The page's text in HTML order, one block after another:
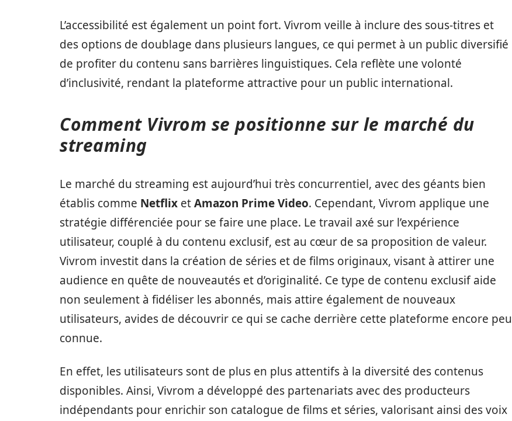
L’accessibilité est également un point fort. Vivrom veille à inclure des sous-titres et
des options de doublage dans plusieurs langues, ce qui permet à un public diversifié
de profiter du contenu sans barrières linguistiques. Cela reflète une volonté
d’inclusivité, rendant la plateforme attractive pour un public international.
Comment Vivrom se positionne sur le marché du
streaming
Le marché du streaming est aujourd’hui très concurrentiel, avec des géants bien
établis comme Netflix etAmazon Prime Video. Cependant, Vivrom applique une
stratégie différenciée pour se faire une place. Le travail axé sur l’expérience
utilisateur, couplé à du contenu exclusif, est au cœur de sa proposition de valeur.
Vivrom investit dans la création de séries et de films originaux, visant à attirer une
audience en quête de nouveautés et d’originalité. Ce type de contenu exclusif aide
non seulement à fidéliser les abonnés, mais attire également de nouveaux
utilisateurs, avides de découvrir ce qui se cache derrière cette plateforme encore peu
connue.
En effet, les utilisateurs sont de plus en plus attentifs à la diversité des contenus
disponibles. Ainsi, Vivrom a développé des partenariats avec des producteurs
indépendants pour enrichir son catalogue de films et séries, valorisant ainsi des voix